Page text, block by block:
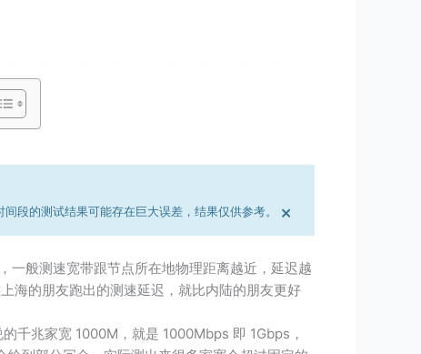
段的测试结果可能存在巨大误差，结果仅供参考。 ×
一般测速宽带跟节点所在地物理距离越近，延迟越
海的朋友跑出的测速延迟，就比内陆的朋友更好
千兆家宽 1000M，就是 1000Mbps 即 1Gbps，